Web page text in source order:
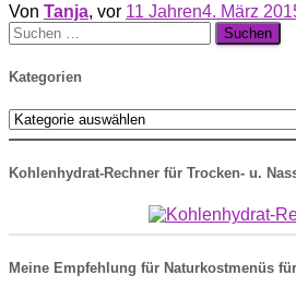
Von Tanja, vor 11 Jahren4. März
Suche
nach:
Kategorien
Kategorien
Kohlenhydrat-Rechner für Trocken- u.
Meine Empfehlung für Naturkostmenüs